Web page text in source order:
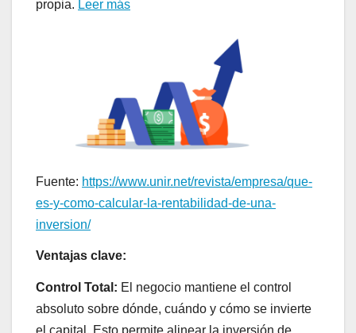
propia. Leer más
Fuente: https://www.unir.net/revista/empresa/que-
es-y-como-calcular-la-rentabilidad-de-una-
inversion/
Ventajas clave:
Control Total: El negocio mantiene el control
absoluto sobre dónde, cuándo y cómo se invierte